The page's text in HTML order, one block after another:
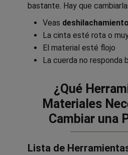
bastante. Hay que
Veas deshilachamiento
La cinta esté rota o
El material esté flojo
La cuerda no responda
¿Qué
Materiales
Cambiar una
Lista de